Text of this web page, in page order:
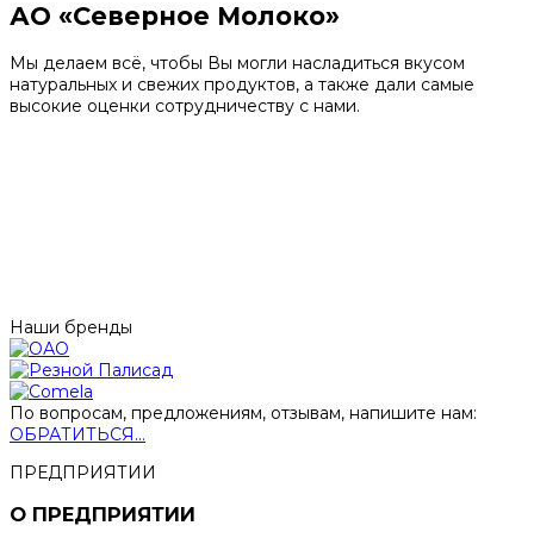
АО «Северное Молоко»
Мы делаем всё, чтобы Вы могли насладиться вкусом
натуральных и свежих продуктов, а также дали самые
высокие оценки сотрудничеству с нами.
Наши бренды
По вопросам, предложениям, отзывам, напишите нам:
ОБРАТИТЬСЯ...
ПРЕДПРИЯТИИ
О ПРЕДПРИЯТИИ